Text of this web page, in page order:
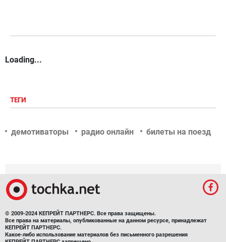
Loading...
ТЕГИ
демотиваторы радио онлайн билеты на поезд
© 2009-2024 КЕПРЕЙТ ПАРТНЕРС. Все права защищены.
Все права на материалы, опубликованные на данном ресурсе, принадлежат
КЕПРЕЙТ ПАРТНЕРС.
Какое-либо использование материалов без письменного разрешения